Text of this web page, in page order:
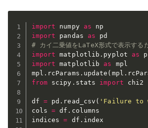
import numpy as
import pandas as
# カイ二乗値をLaTeX形式で表示す
import matplotlib . pyplot as
import matplotlib as
mpl
mpl . rcParams . update ( mpl .
from scipy . stats import chi2
df = pd . read_csv ( 'Failure to
cols = df . columns
indices = df . index